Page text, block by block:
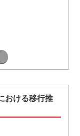
おける移行推